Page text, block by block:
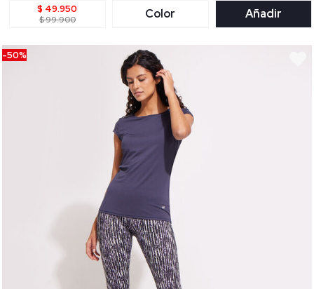
$ 49.950
$ 99.900 Color Añadir
-50%